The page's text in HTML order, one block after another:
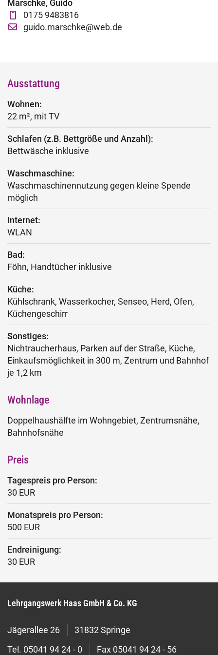
Fachtage online – Gesamtpaket
Wiederholerlehrgang
Marschke, Guido
0175 9483816
guido.marschke@web.de
Ausstattung
Wohnen:
22 m², mit TV
Schlafen (z.B. Bettgröße und Anzahl):
Bettwäsche inklusive
Waschmaschine:
Waschmaschinennutzung gegen kleine Spende
möglich
Internet:
WLAN
Bad:
Föhn, Handtücher inklusive
Küche:
Kühlschrank, Wasserkocher, Senseo, Herd, Ofen,
Küchengeschirr
Sonstiges:
Nichtraucherhaus, Parken auf der Straße, Küche,
Einkaufsmöglichkeit in 300 m, Zentrum und Bahnhof
je 1,2 km
Wohnlage
Doppelhaushälfte im Wohngebiet, Zentrumsnähe,
Bahnhofsnähe
Preis
Tagespreis pro Person:
30 EUR
Monatspreis pro Person:
500 EUR
Endreinigung:
30 EUR
Lehrgangswerk Haas GmbH & Co. KG
Jägerallee 26
31832 Springe
Tel. 05041 94 24 - 0 Fax 05041 94 24 - 56